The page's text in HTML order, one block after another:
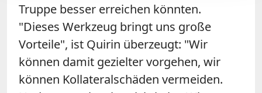
Truppe besser erreichen könnten.
"Dieses Werkzeug bringt uns große
Vorteile", ist Quirin überzeugt: "Wir
können damit gezielter vorgehen, wir
können Kollateralschäden vermeiden.